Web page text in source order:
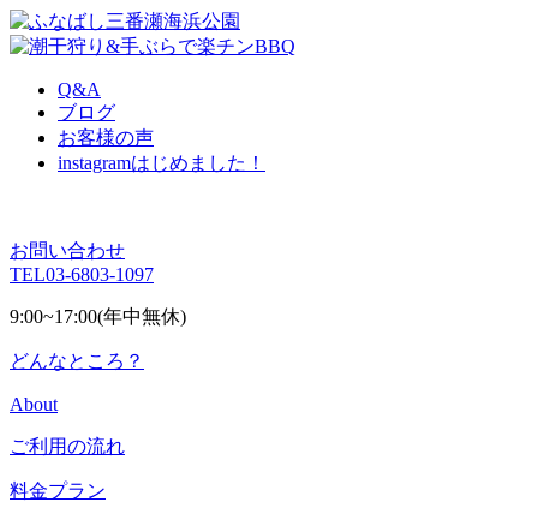
Q&A
ブログ
お客様の声
instagramはじめました！
お問い合わせ
TEL03-6803-1097
9:00~17:00(年中無休)
どんなところ？
About
ご利用の流れ
料金プラン